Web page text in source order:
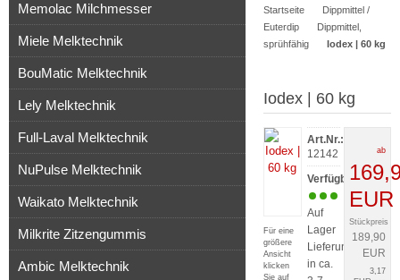
Startseite
Dippmittel /
Euterdip
Dippmittel,
sprühfähig
Iodex | 60 kg
Iodex | 60 kg
Für eine
größere
Ansicht
klicken
Sie auf
Art.Nr.:
12142
Verfügbarkeit:
Auf
Lager
Lieferung
in ca.
ab
EUR
Stückpreis
189,90
EUR
3,17
Memolac Milchmesser
Miele Melktechnik
BouMatic Melktechnik
Lely Melktechnik
Full-Laval Melktechnik
NuPulse Melktechnik
Waikato Melktechnik
Milkrite Zitzengummis
Ambic Melktechnik